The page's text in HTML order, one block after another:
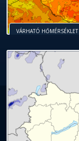
VÁRHATÓ HŐMÉRSÉKLET